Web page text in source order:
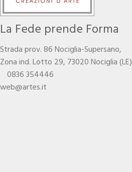
La Fede prende Forma
Strada prov. 86 Nociglia-Supersano,
Zona ind. Lotto 29, 73020 Nociglia (LE)
0836 354446
web@artes.it